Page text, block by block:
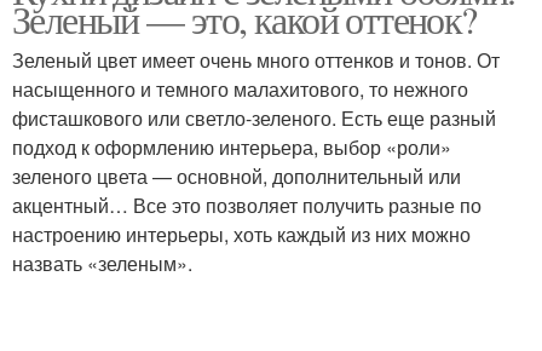
Обои для кухни Белая кухня
Кухня с зеленым
фартуком
Зеленый — это, какой оттенок?
Зеленый цвет имеет очень много оттенков и тонов. От
насыщенного и темного малахитового, то нежного
фисташкового или светло-зеленого. Есть еще разный
подход к оформлению интерьера, выбор «роли»
зеленого цвета — основной, дополнительный или
акцентный… Все это позволяет получить разные по
настроению интерьеры, хоть каждый из них можно
назвать «зеленым».